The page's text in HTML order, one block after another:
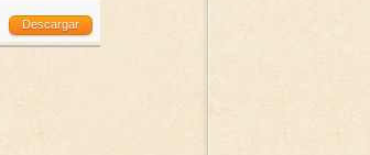
Descargar